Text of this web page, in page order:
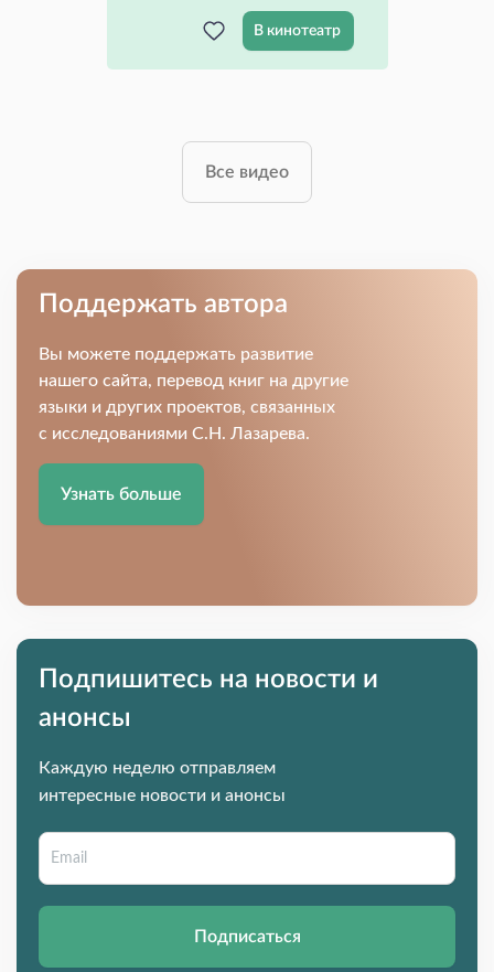
В кинотеатр
Все видео
Поддержать автора
Вы можете поддержать развитие
нашего сайта, перевод книг на другие
языки и других проектов, связанных
с исследованиями С.Н. Лазарева.
Узнать больше
Подпишитесь на новости и
анонсы
Каждую неделю отправляем
интересные новости и анонсы
Подписаться